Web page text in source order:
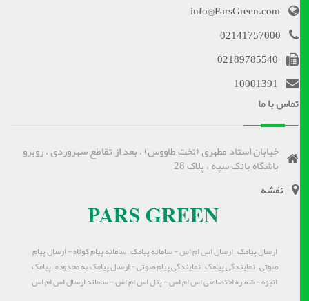
info@ParsGreen.com
02141757000
02189785540
10001391
تماس با ما
خیابان استاد مطهری (تخت طاووس) ، بعد از تقاطع سهروردی ، روبرو
باشگاه بانک سپه ، پلاک 28
نقشه
ارسال پیامک – ارسال اس ام اس - سامانه پیامک – سامانه پیام کوتاه - ارسال پیام
صوتی – نمایندگی پیامک – نمایندگی پیام صوتی - ارسال پیامک به محدوده – پیامک
انبوه - شماره اختصاصی اس ام اس - پنل اس ام اس - سامانه ارسال اس ام اس